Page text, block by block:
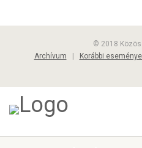
© 2018
Archívum
Korábbi